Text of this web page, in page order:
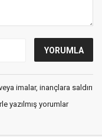
imalar, inançlara saldırı
yazılmış yorumlar